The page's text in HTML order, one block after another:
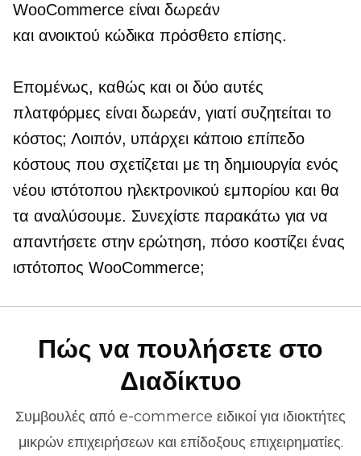
WooCommerce είναι δωρεάν
και ανοικτού κώδικα πρόσθετο επίσης.
Επομένως, καθώς και οι δύο αυτές
πλατφόρμες είναι δωρεάν, γιατί συζητείται το
κόστος; Λοιπόν, υπάρχει κάποιο επίπεδο
κόστους που σχετίζεται με τη δημιουργία ενός
νέου ιστότοπου ηλεκτρονικού εμπορίου και θα
τα αναλύσουμε. Συνεχίστε παρακάτω για να
απαντήσετε στην ερώτηση, πόσο κοστίζει ένας
ιστότοπος WooCommerce;
Πώς να πουλήσετε στο
Διαδίκτυο
Συμβουλές από e-commerce ειδικοί για ιδιοκτήτες
μικρών επιχειρήσεων και επίδοξους επιχειρηματίες.